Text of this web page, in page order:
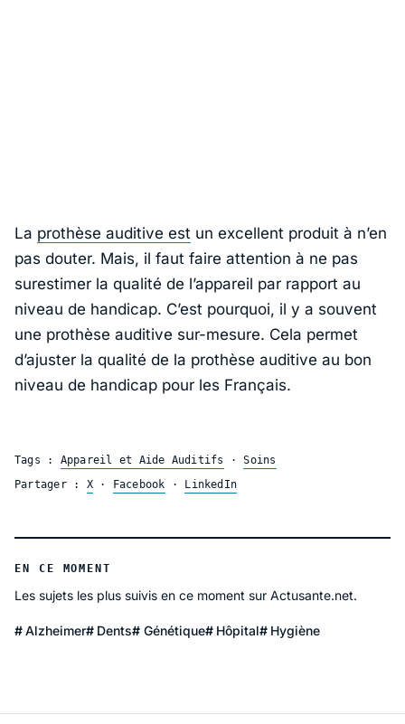
La prothèse auditive est un excellent produit à n’en
pas douter. Mais, il faut faire attention à ne pas
surestimer la qualité de l’appareil par rapport au
niveau de handicap. C’est pourquoi, il y a souvent
une prothèse auditive sur-mesure. Cela permet
d’ajuster la qualité de la prothèse auditive au bon
niveau de handicap pour les Français.
Tags : Appareil et Aide Auditifs ·Soins
Partager : X· Facebook · LinkedIn
EN CE MOMENT
Les sujets les plus suivis en ce moment sur Actusante.net.
Alzheimer Dents Génétique Hôpital Hygiène